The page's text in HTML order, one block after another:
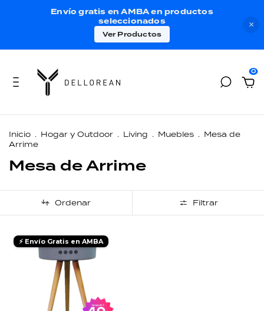
×
Envío gratis en AMBA en productos
seleccionados
Ver Productos
0
Inicio . Hogar y Outdoor . Living . Muebles . Mesa de
Arrime
Mesa de Arrime
Ordenar Filtrar
⚡ Envío Gratis en AMBA